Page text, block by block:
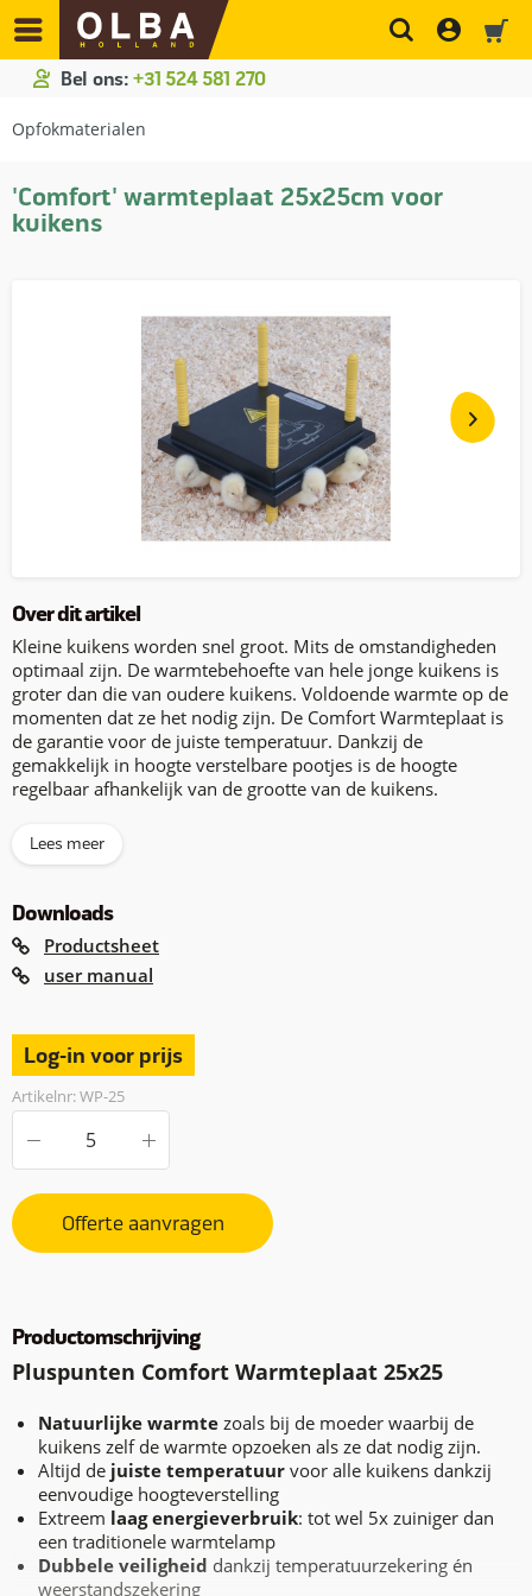
Bel ons: +31 524 581 270
Opfokmaterialen
'Comfort' warmteplaat 25x25cm voor
kuikens
Over dit artikel
Kleine kuikens worden snel groot. Mits de omstandigheden
optimaal zijn. De warmtebehoefte van hele jonge kuikens is
groter dan die van oudere kuikens. Voldoende warmte op de
momenten dat ze het nodig zijn. De Comfort Warmteplaat is
de garantie voor de juiste temperatuur. Dankzij de
gemakkelijk in hoogte verstelbare pootjes is de hoogte
regelbaar afhankelijk van de grootte van de kuikens.
Lees meer
Downloads
Productsheet
user manual
Log-in voor prijs
Artikelnr: WP-25
Offerte aanvragen
Productomschrijving
Pluspunten Comfort Warmteplaat 25x25
Natuurlijke warmte zoals bij de moeder waarbij de
kuikens zelf de warmte opzoeken als ze dat nodig zijn.
Altijd de juiste temperatuur voor alle kuikens dankzij
eenvoudige hoogteverstelling
Extreem laag energieverbruik: tot wel 5x zuiniger dan
een traditionele warmtelamp
Dubbele veiligheid dankzij temperatuurzekering én
weerstandszekering